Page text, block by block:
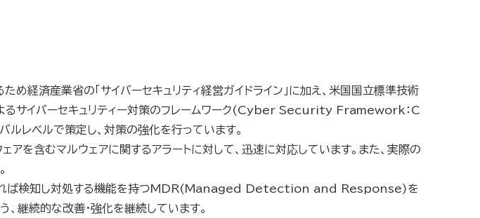
経済産業省の「サイバーセキュリティ経営ガイドライン」に加え、米国国立標準技術
バーセキュリティー対策のフレームワーク(Cyber Security Framework：C
レベルで策定し、対策の強化を行っています。
を含むマルウェアに関するアラートに対して、迅速に対応しています。また、実際の
あれば検知し対処する機能を持つMDR(Managed Detection and Response)を
継続的な改善・強化を継続しています。